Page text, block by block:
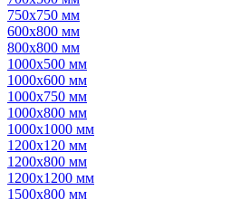
750х750 мм
600х800 мм
800х800 мм
1000х500 мм
1000х600 мм
1000х750 мм
1000х800 мм
1000х1000 мм
1200х120 мм
1200х800 мм
1200х1200 мм
1500х800 мм